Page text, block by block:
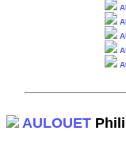
AULOUET